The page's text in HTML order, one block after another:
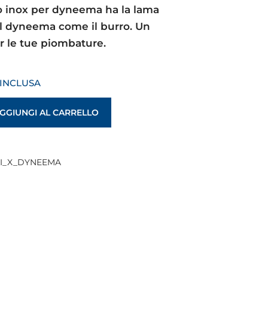
inox per dyneema ha la lama
come il burro. Un
le tue piombature.
AL CARRELLO